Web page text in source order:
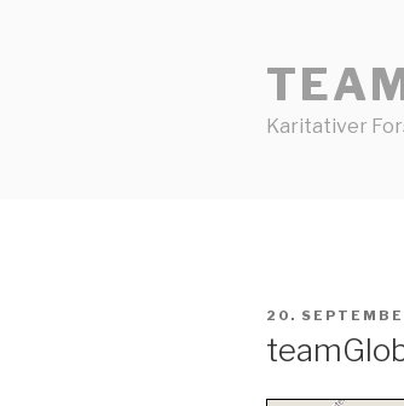
Karitativer
AM
20.